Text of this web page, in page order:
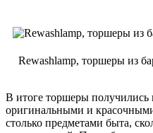
Rewashlamp, торшеры из
В итоге торшеры получились
оригинальными и
столько предметами быта,